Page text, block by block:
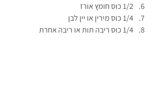
1/2 כוס חומץ אורז
1/4 כוס מירין או יין לבן
1/4 כוס ריבה תות או ריבה אחרת